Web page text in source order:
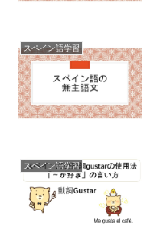
スペイン語学習
スペイン語学習